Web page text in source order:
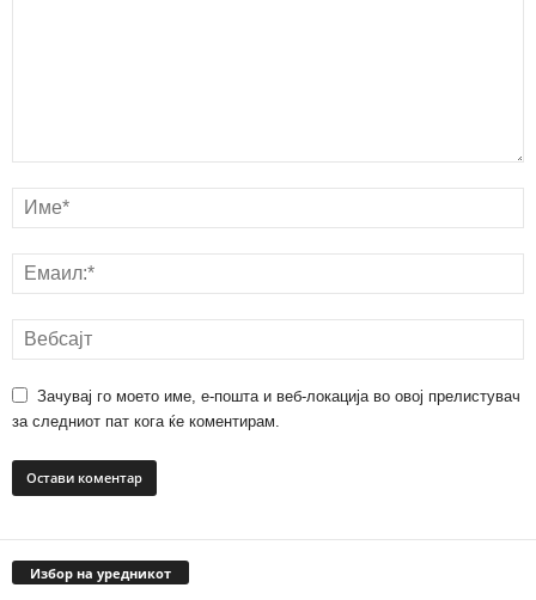
Зачувај го моето име, е-пошта и веб-локација во овој прелистувач
за следниот пат кога ќе коментирам.
Избор на уредникот